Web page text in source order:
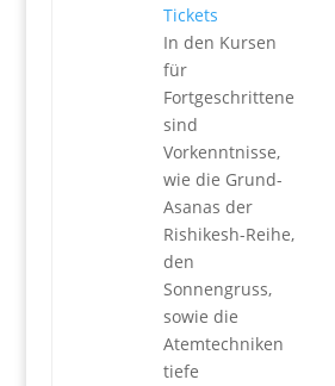
Tickets
In den Kursen
für
Fortgeschrittene
sind
Vorkenntnisse,
wie die Grund-
Asanas der
Rishikesh-Reihe,
den
Sonnengruss,
sowie die
Atemtechniken
tiefe